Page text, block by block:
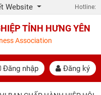
Website Hotline:
TỈNH HƯNG YÊN
Association
Đăng nhập Đăng ký